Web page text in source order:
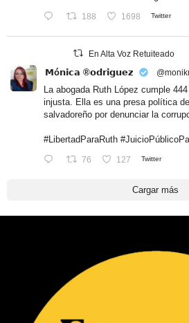
188 1698 Twitter
En Alta Voz Retuiteado
𝗠ó𝗻𝗶𝗰𝗮 ®𝗼𝗱𝗿𝗶𝗴𝘂𝗲𝘇
La abogada Ruth López cumple
injusta. Ella es una presa política
salvadoreño por denunciar la
#LibertadParaRuth
76 127 Twitter
Cargar más